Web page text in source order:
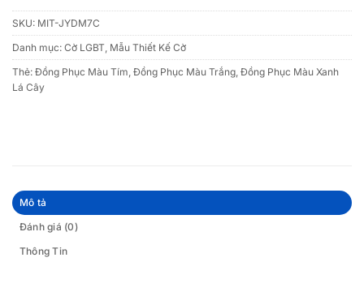
SKU: MIT-JYDM7C
Danh mục: Cờ LGBT, Mẫu Thiết Kế Cờ
Thẻ: Đồng Phục Màu Tím, Đồng Phục Màu Trắng, Đồng Phục Màu Xanh
Lá Cây
Mô tả
Đánh giá (0)
Thông Tin